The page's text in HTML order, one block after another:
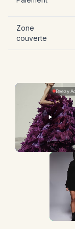
Zone
couverte